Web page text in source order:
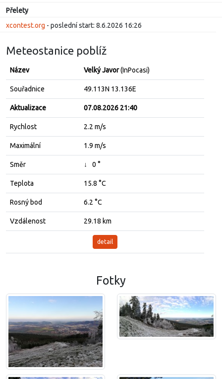
Přelety
xcontest.org - poslední start: 8.6.2026 16:26
Meteostanice poblíž
Název Velký Javor(InPocasi)
Souřadnice 49.113N 13.136E
Aktualizace 07.08.2026 21:40
Rychlost 2.2 m/s
Maximální 1.9 m/s
Směr ↓ 0 °
Teplota 15.8 °C
Rosný bod 6.2 °C
Vzdálenost 29.18 km
detail
Fotky